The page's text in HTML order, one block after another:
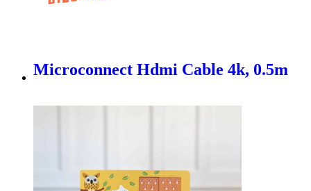
Microconnect Hdmi Cable 4k, 0.5m